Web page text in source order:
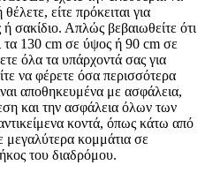
είτε πρόκειται για
σακίδιο. Απλώς βεβαιωθείτε ότι
τα 130 cm σε ύψος ή 90 cm σε
όλα τα υπάρχοντά σας για
να φέρετε όσα περισσότερα
αποθηκευμένα με ασφάλεια,
και την ασφάλεια όλων των
κοντά, όπως κάτω από
μεγαλύτερα κομμάτια σε
του διαδρόμου.